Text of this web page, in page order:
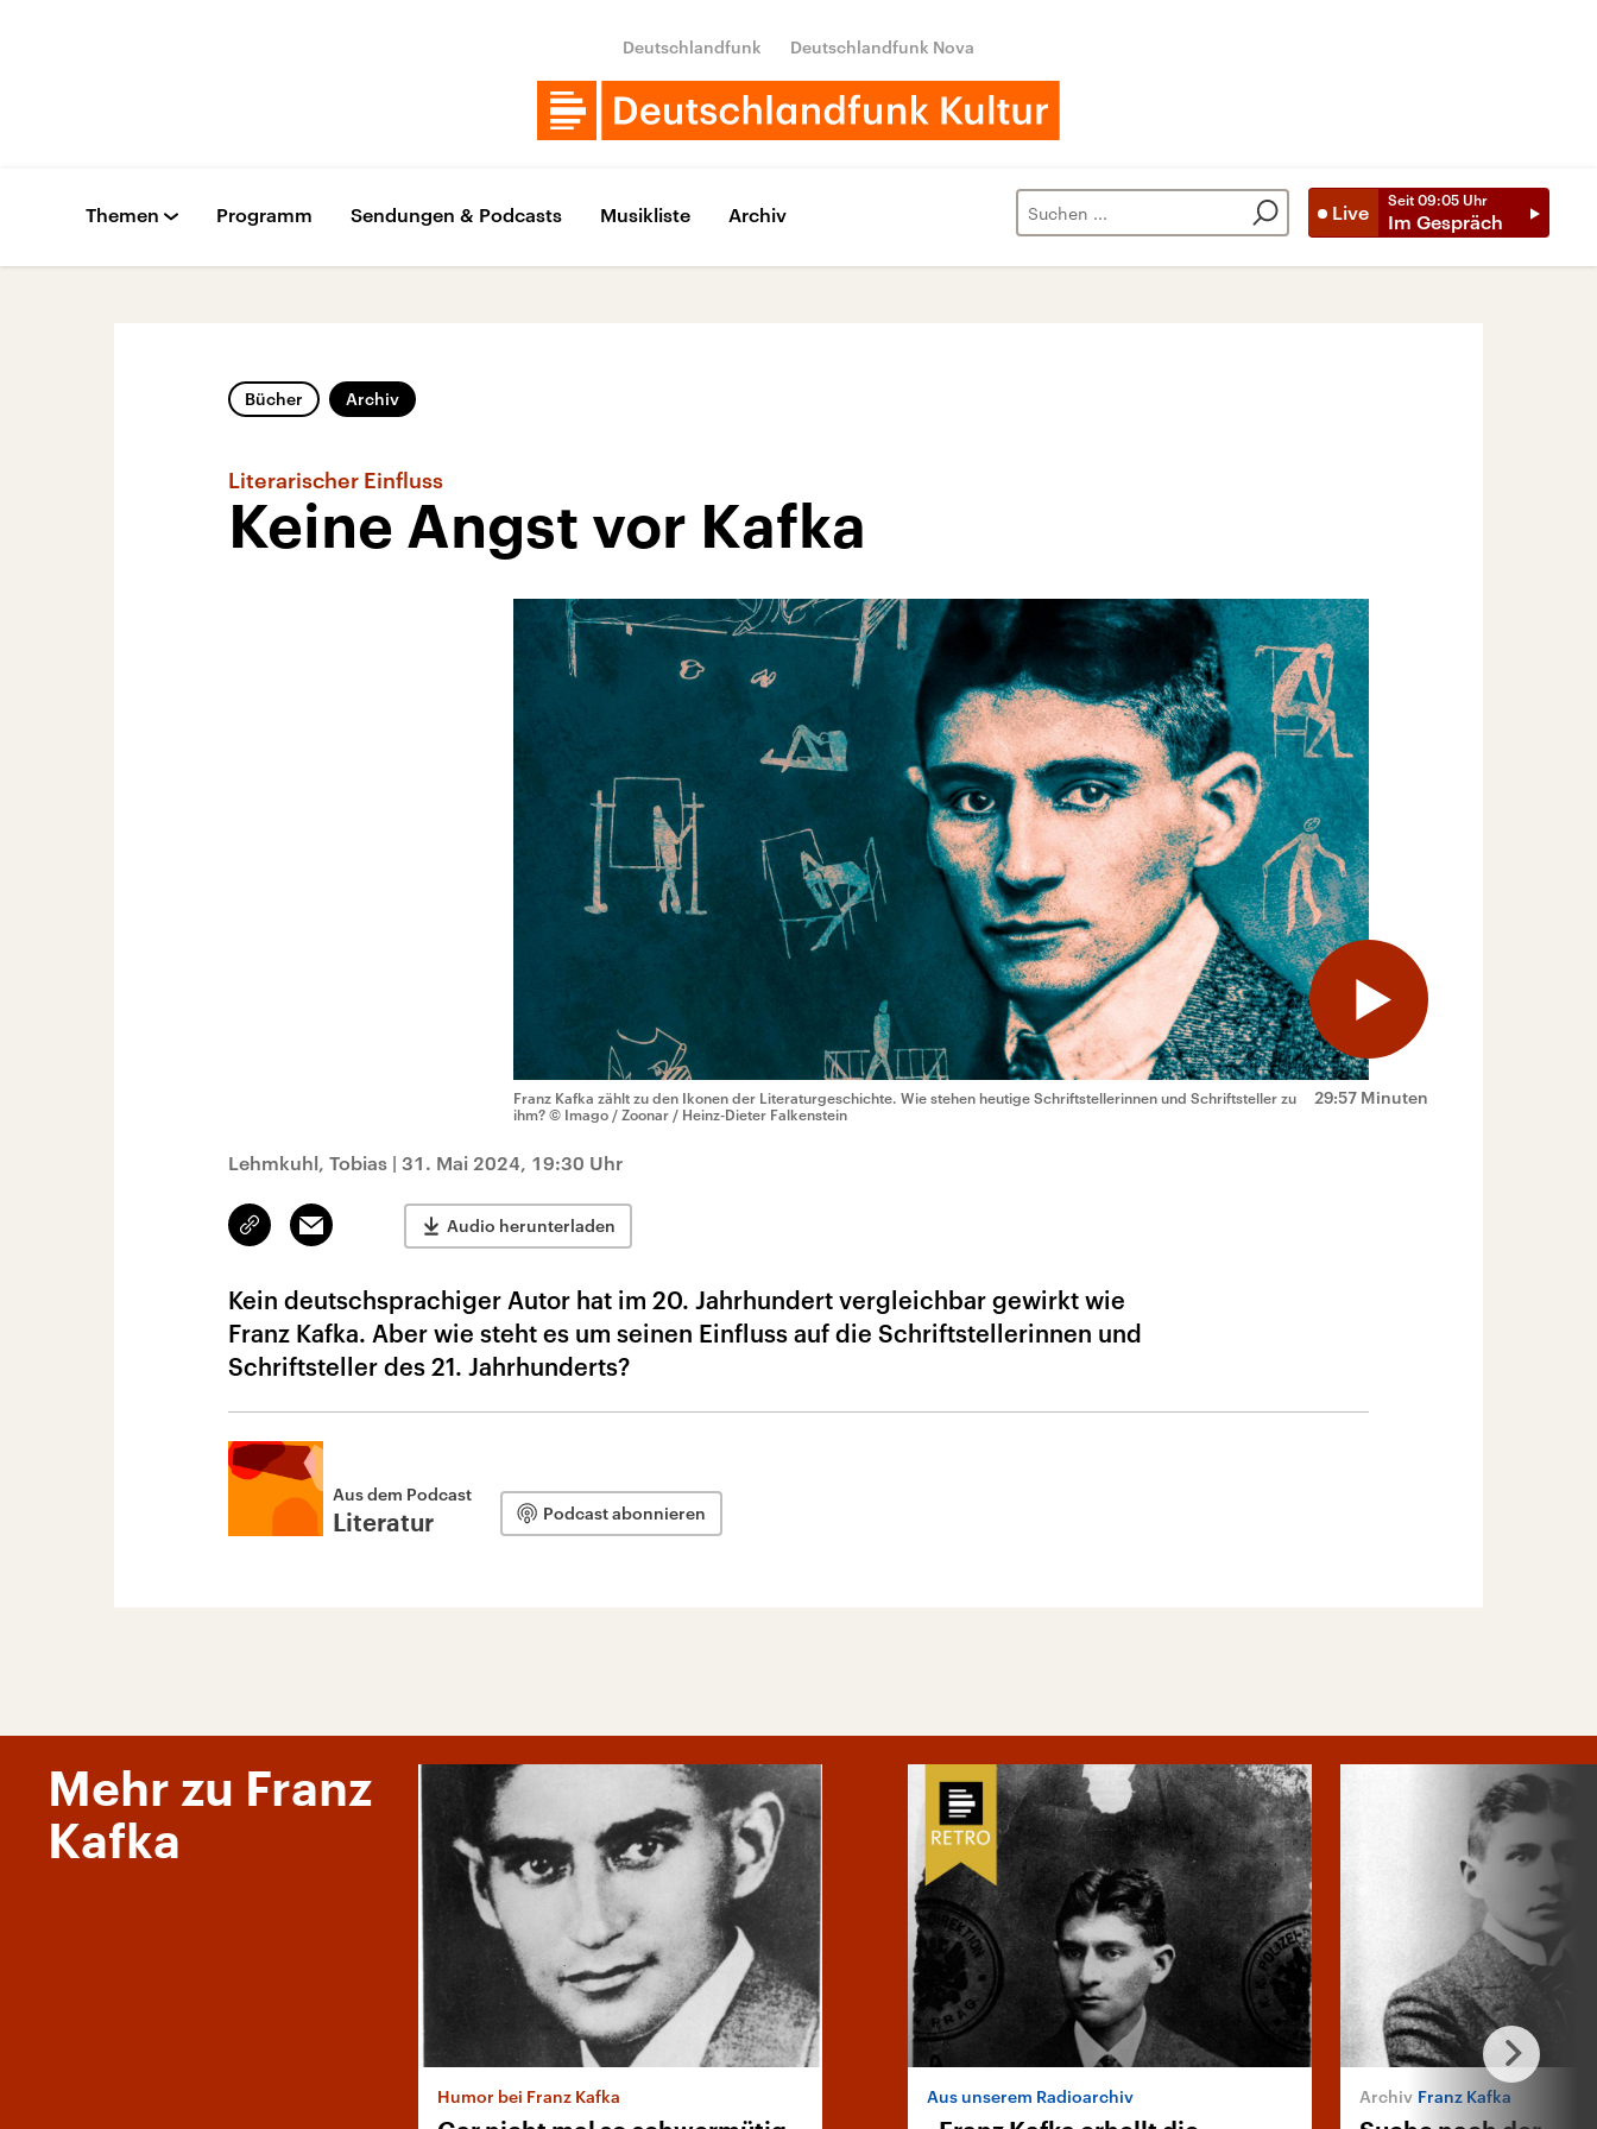
Deutschlandfunk Deutschlandfunk Nova
Live
Seit 09:05 Uhr
Im Gespräch
Themen Programm Sendungen & Podcasts Musikliste Archiv
Bücher Archiv
Literarischer Einfluss
Keine Angst vor Kafka
29:57 Minuten
Franz Kafka zählt zu den Ikonen der Literaturgeschichte. Wie stehen heutige Schriftstellerinnen und Schriftsteller zu
ihm? © Imago / Zoonar / Heinz-Dieter Falkenstein
Lehmkuhl, Tobias | 31. Mai 2024, 19:30 Uhr
Link
kopieren/teilen
Email Audio herunterladen
Kein deutschsprachiger Autor hat im 20. Jahrhundert vergleichbar gewirkt wie
Franz Kafka. Aber wie steht es um seinen Einfluss auf die Schriftstellerinnen und
Schriftsteller des 21. Jahrhunderts?
Aus dem Podcast
Literatur Podcast abonnieren
Mehr zu Franz
Kafka
Humor bei Franz Kafka Aus unserem Radioarchiv Franz Kafka